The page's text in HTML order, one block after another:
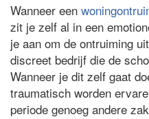
Wanneer een
zit je zelf al in een
je aan om de ontruiming
discreet bedrijf die de
Wanneer je dit zelf gaat
traumatisch worden
periode genoeg andere